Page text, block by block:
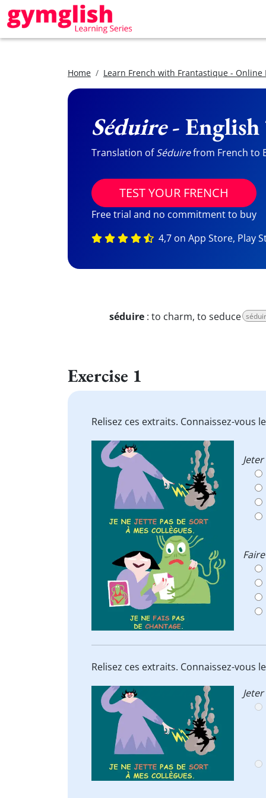
Home Learn French with Frantastique - Online
Séduire-
Translation ofSéduirefrom French to
TEST YOUR FRENCH
Free trial and no commitment to buy
4,7 on App Store, Play
séduire : to charm, to seduce
Exercise 1
Relisez ces extraits. Connaissez-vous
Relisez ces extraits. Connaissez-vous